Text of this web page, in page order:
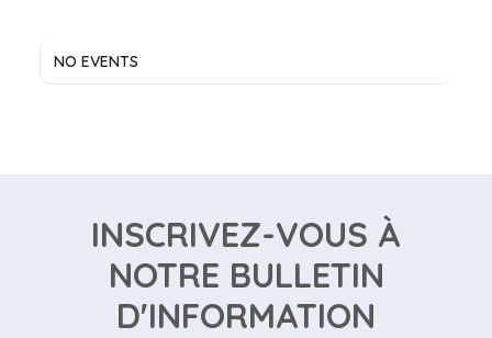
NO EVENTS
INSCRIVEZ-VOUS À
NOTRE BULLETIN
D'INFORMATION